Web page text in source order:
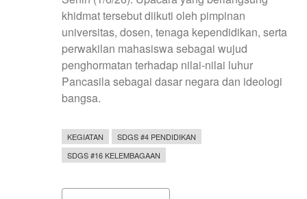
khidmat tersebut diikuti oleh pimpinan
universitas, dosen, tenaga kependidikan, serta
perwakilan mahasiswa sebagai wujud
penghormatan terhadap nilai-nilai luhur
Pancasila sebagai dasar negara dan ideologi
bangsa.
KEGIATAN
SDGS #4 PENDIDIKAN
SDGS #16 KELEMBAGAAN